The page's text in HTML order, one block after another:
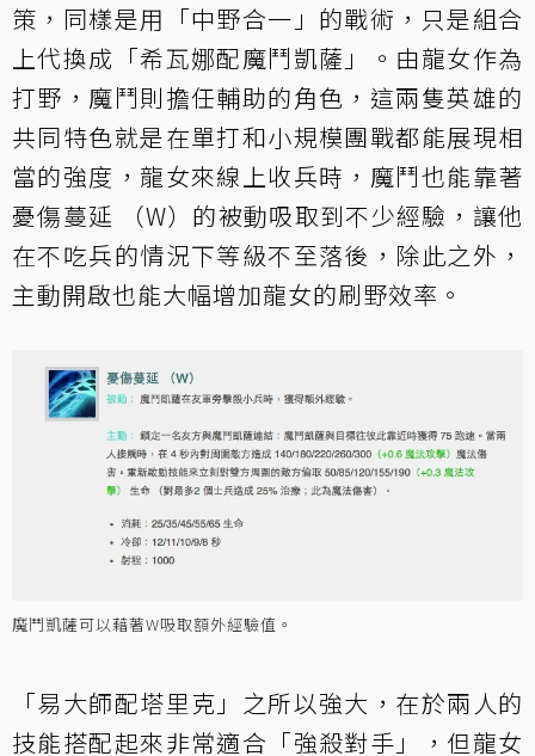
策，同樣是用「中野合一」的戰術，只是組合
上代換成「希瓦娜配魔鬥凱薩」。由龍女作為
打野，魔鬥則擔任輔助的角色，這兩隻英雄的
共同特色就是在單打和小規模團戰都能展現相
當的強度，龍女來線上收兵時，魔鬥也能靠著
憂傷蔓延 （W）的被動吸取到不少經驗，讓他
在不吃兵的情況下等級不至落後，除此之外，
主動開啟也能大幅增加龍女的刷野效率。
魔鬥凱薩可以藉著W吸取額外經驗值。
「易大師配塔里克」之所以強大，在於兩人的
技能搭配起來非常適合「強殺對手」，但龍女